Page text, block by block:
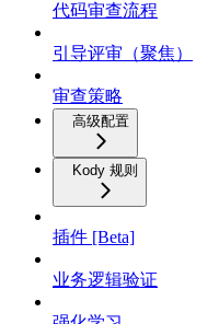
代码审查流程
引导评审（聚焦）
审查策略
高级配置
Kody 规则
插件 [Beta]
业务逻辑验证